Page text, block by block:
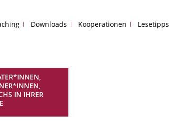
Downloads Kooperationen Lesetipps
IN IHRER